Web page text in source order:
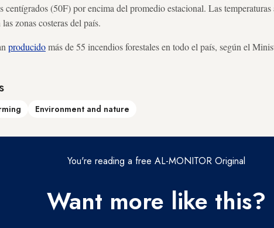
centígrados (50F) por encima del promedio estacional. Las
zonas costeras del país.
producidomás de 55 incendios forestales en todo el país, según el
Environment and nature
You're reading a free AL-MONITOR Original
Want more like this?